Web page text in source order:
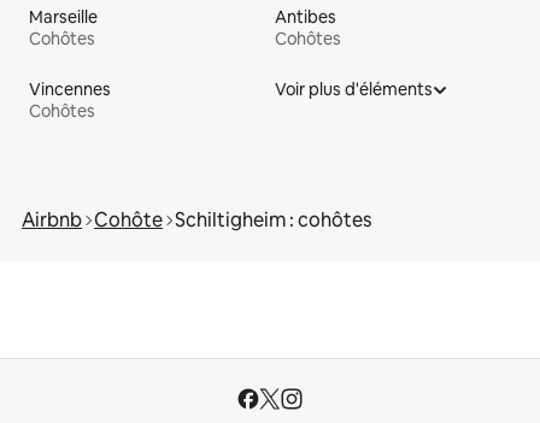
Marseille
Cohôtes
Antibes
Cohôtes
Vincennes
Cohôtes
Voir plus d'éléments
Airbnb Cohôte Schiltigheim : cohôtes